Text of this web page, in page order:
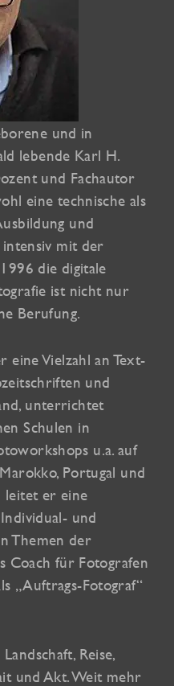
und in
lebende Karl H.
und Fachautor
eine technische als
und
intensiv mit der
die digitale
ist nicht nur
Berufung.
eine Vielzahl an Text-
und
unterrichtet
Schulen in
u.a. auf
Portugal und
leitet er eine
und
Themen der
Coach für Fotografen
„Auftrags-Fotograf“
Reise,
und Akt. Weit mehr